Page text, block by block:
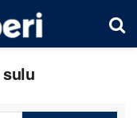
sulu